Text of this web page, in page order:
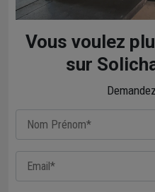
Vous voulez
sur